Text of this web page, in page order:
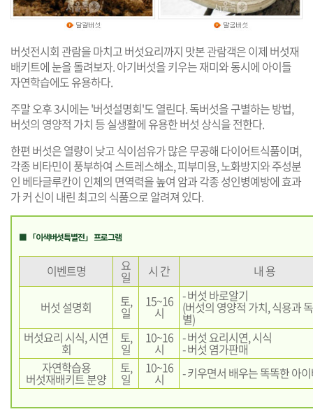
버섯전시회 관람을 마치고 버섯요리까지 맛본 관람객은 이제 버섯재
배키트에 눈을 돌려보자. 아기버섯을 키우는 재미와 동시에 아이들
자연학습에도 유용하다.
주말 오후 3시에는 '버섯설명회'도 열린다. 독버섯을 구별하는 방법,
버섯의 영양적 가치 등 실생활에 유용한 버섯 상식을 전한다.
한편 버섯은 열량이 낮고 식이섬유가 많은 무공해 다이어트식품이며,
각종 비타민이 풍부하여 스트레스해소, 피부미용, 노화방지와 주성분
인 베타글루칸이 인체의 면역력을 높여 암과 각종 성인병예방에 효과
가 커 신이 내린 최고의 식품으로 알려져 있다.
■ 「이색버섯특별전」 프로그램
이벤트명 요
일 시 간 내 용
버섯 설명회 토,
일
15~16
시
- 버섯 바로알기
(버섯의 영양적 가치, 식용과
별)
버섯요리 시식, 시연
회
토,
일
10~16
시
- 버섯 요리시연, 시식
- 버섯 염가판매
자연학습용
버섯재배키트 분양
토,
일
10~16
시 - 키우면서 배우는 똑똑한 아